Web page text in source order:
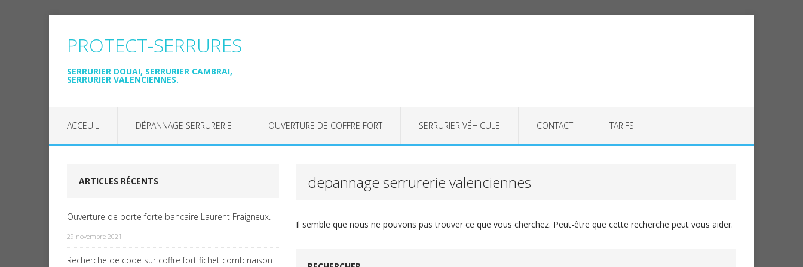
PROTECT-SERRURES
SERRURIER DOUAI, SERRURIER CAMBRAI,
SERRURIER VALENCIENNES.
ACCEUIL DÉPANNAGE SERRURERIE OUVERTURE DE COFFRE FORT SERRURIER VÉHICULE CONTACT TARIFS
depannage serrurerie valenciennes
Il semble que nous ne pouvons pas trouver ce que vous cherchez. Peut-être que cette recherche peut vous aider.
ARTICLES RÉCENTS
Ouverture de porte forte bancaire Laurent Fraigneux.
29 novembre 2021
Recherche de code sur coffre fort fichet combinaison